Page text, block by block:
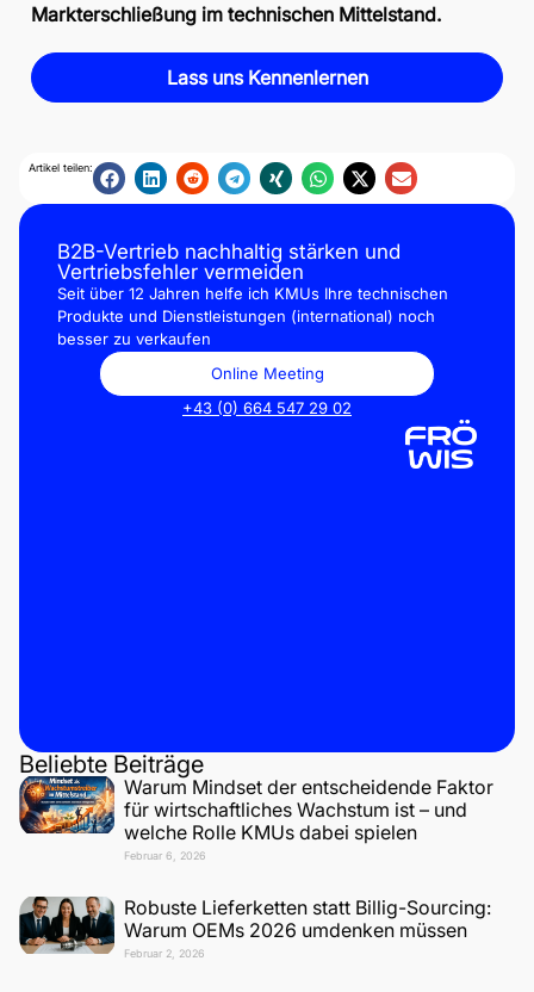
Markterschließung im technischen Mittelstand.
Lass uns Kennenlernen
Artikel teilen:
B2B-Vertrieb nachhaltig stärken und
Vertriebsfehler vermeiden
Seit über 12 Jahren helfe ich KMUs Ihre technischen
Produkte und Dienstleistungen (international) noch
besser zu verkaufen
Online Meeting
+43 (0) 664 547 29 02
Beliebte Beiträge
Warum Mindset der entscheidende Faktor
für wirtschaftliches Wachstum ist – und
welche Rolle KMUs dabei spielen
Februar 6, 2026
Robuste Lieferketten statt Billig-Sourcing:
Warum OEMs 2026 umdenken müssen
Februar 2, 2026